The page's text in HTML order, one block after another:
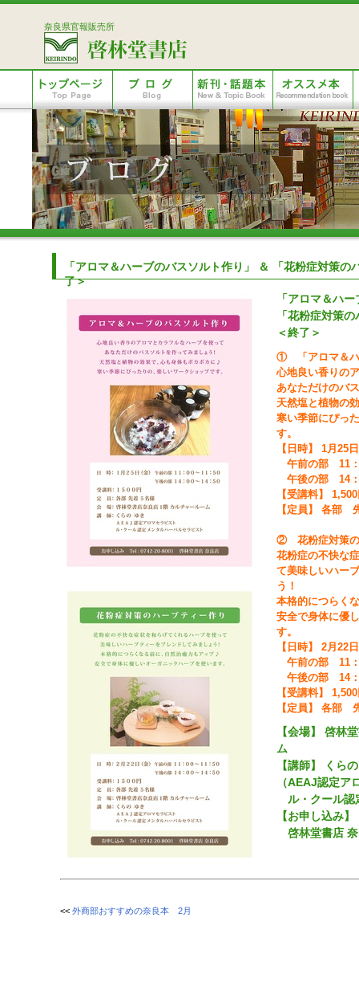
奈良県官報販売所
「アロマ＆ハーブのバスソルト作り」 ＆ 「花粉症対策
了＞
「アロマ＆ハ
「花粉症対策
＜終了＞
① 「アロマ＆ハ
心地良い香りの
あなただけのバ
天然塩と植物の
寒い季節にぴっ
す。
【日時】 1月25
午前の部 11：
午後の部 14：
【受講料】
【定員】 各部
② 花粉症対策の
花粉症の不快な
て美味しいハー
う！
本格的につらく
安全で身体に優
す。
【日時】 2月22
午前の部 11：
午後の部 14：
【受講料】
【定員】 各部
【会場】 啓林
ム
【講師】 くら
（AEAJ認定ア
ル・クール認
【お申し込み】
啓林堂書店
<< 外商部おすすめの奈良本 2月